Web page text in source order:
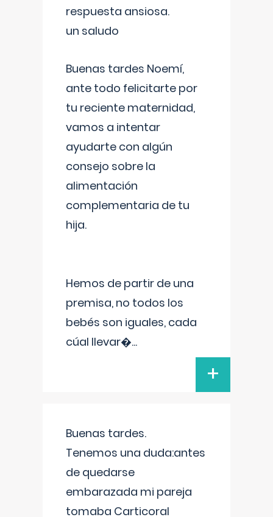
respuesta ansiosa.
un saludo
Buenas tardes Noemí,
ante todo felicitarte por
tu reciente maternidad,
vamos a intentar
ayudarte con algún
consejo sobre la
alimentación
complementaria de tu
hija.
Hemos de partir de una
premisa, no todos los
bebés son iguales, cada
cúal llevar�...
+
Buenas tardes.
Tenemos una duda:antes
de quedarse
embarazada mi pareja
tomaba Carticoral